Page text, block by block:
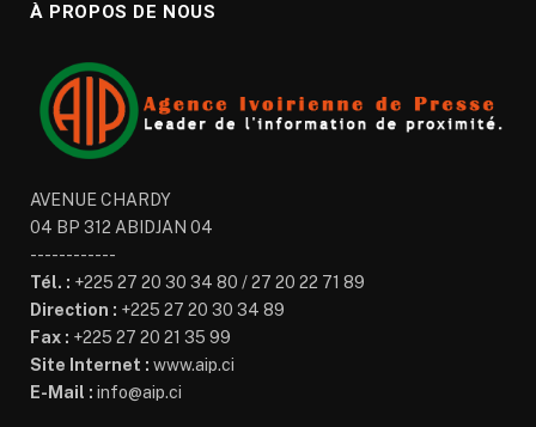
À PROPOS DE NOUS
AVENUE CHARDY
04 BP 312 ABIDJAN 04
------------
Tél. : +225 27 20 30 34 80 / 27 20 22 71 89
Direction : +225 27 20 30 34 89
Fax : +225 27 20 21 35 99
Site Internet : www.aip.ci
E-Mail : info@aip.ci